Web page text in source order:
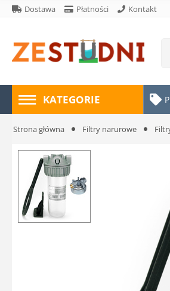
Dostawa Płatności Kontakt
KATEGORIE
Strona główna Filtry narurowe